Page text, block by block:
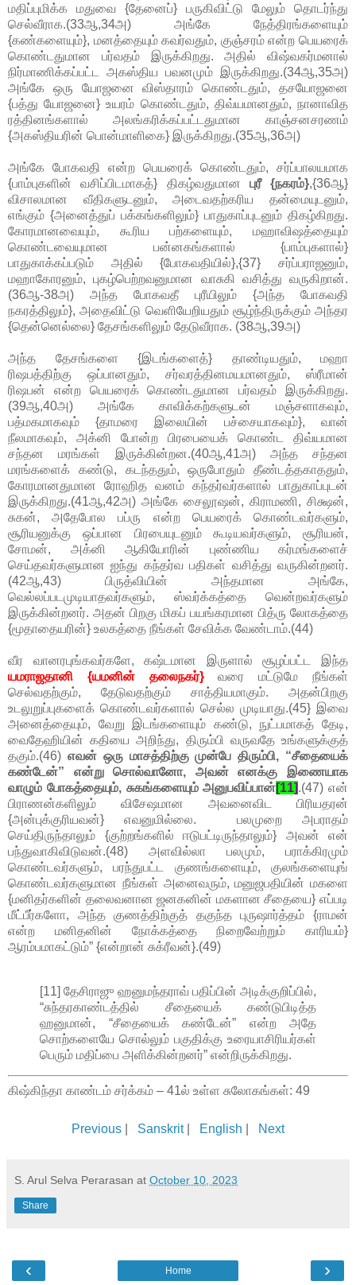
மதிப்புமிக்க மதுவை {தேனைப்} பருகிவிட்டு மேலும் தொடர்ந்து
செல்வீராக.(33ஆ,34அ) அங்கே நேத்திரங்களையும்
{கண்களையும்}, மனத்தையும் கவர்வதும், குஞ்சரம் என்ற பெயரைக்
கொண்டதுமான பர்வதம் இருக்கிறது. அதில் விஷ்வகர்மனால்
நிர்மாணிக்கப்பட்ட அகஸ்திய பவனமும் இருக்கிறது.(34ஆ,35அ)
அங்கே ஒரு யோஜனை விஸ்தாரம் கொண்டதும், தசயோஜனை
{பத்து யோஜனை} உயரம் கொண்டதும், திவ்யமானதும், நானாவித
ரத்தினங்களால் அலங்கரிக்கப்பட்டதுமான காஞ்சனசரணம்
{அகஸ்தியரின் பொன்மாளிகை} இருக்கிறது.(35ஆ,36அ)
அங்கே போகவதி என்ற பெயரைக் கொண்டதும், சர்ப்பாலயமாக
{பாம்புகளின் வசிப்பிடமாகத்} திகழ்வதுமான புரீ {நகரம்},{36ஆ}
விசாலமான வீதிகளுடனும், அடைவதற்கரிய தன்மையுடனும்,
எங்கும் {அனைத்துப் பக்கங்களிலும்} பாதுகாப்புடனும் திகழ்கிறது.
கோரமானவையும், கூரிய பற்களையும், மஹாவிஷத்தையும்
கொண்டவையுமான பன்னகங்களால் {பாம்புகளால்}
பாதுகாக்கப்படும் அதில் {போகவதியில்},{37} சர்ப்பராஜனும்,
மஹாகோரனும், புகழ்பெற்றவனுமான வாசுகி வசித்து வருகிறான்.
(36ஆ-38அ) அந்த போகவதீ புரீயிலும் {அந்த போகவதி
நகரத்திலும்}, அதைவிட்டு வெளியேறியதும் சூழ்ந்திருக்கும் அந்தர
{தென்னெல்லை} தேசங்களிலும் தேடுவீராக. (38ஆ,39அ)
அந்த தேசங்களை {இடங்களைத்} தாண்டியதும், மஹா
ரிஷபத்திற்கு ஒப்பானதும், சர்வரத்தினமயமானதும், ஸ்ரீமான்
ரிஷபன் என்ற பெயரைக் கொண்டதுமான பர்வதம் இருக்கிறது.
(39ஆ,40அ) அங்கே காவிக்கற்களுடன் மஞ்சளாகவும்,
பத்மகமாகவும் {தாமரை இலையின் பச்சையாகவும்}, வான்
நீலமாகவும், அக்னி போன்ற பிரபையைக் கொண்ட திவ்யமான
சந்தன மரங்கள் இருக்கின்றன.(40ஆ,41அ) அந்த சந்தன
மரங்களைக் கண்டு, கடந்ததும், ஒருபோதும் தீண்டத்தகாததும்,
கோரமானதுமான ரோஹித வனம் கந்தர்வர்களால் பாதுகாப்புடன்
இருக்கிறது.(41ஆ,42அ) அங்கே சைலூஷன், கிராமணி, சிக்ஷன்,
சுகன், அதேபோல பப்ரு என்ற பெயரைக் கொண்டவர்களும்,
சூரியனுக்கு ஒப்பான பிரபையுடனும் கூடியவர்களும், சூரியன்,
சோமன், அக்னி ஆகியோரின் புண்ணிய கர்மங்களைச்
செய்தவர்களுமான ஐந்து கந்தர்வ பதிகள் வசித்து வருகின்றனர்.
(42ஆ,43) பிருத்வியின் அந்தமான அங்கே,
வெல்லப்படமுடியாதவர்களும், ஸ்வர்க்கத்தை வென்றவர்களும்
இருக்கின்றனர். அதன் பிறகு மிகப் பயங்கரமான பித்ரு லோகத்தை
{மூதாதையரின்} உலகத்தை நீங்கள் சேவிக்க வேண்டாம்.(44)
வீர வானரபுங்கவர்களே, கஷ்டமான இருளால் சூழப்பட்ட இந்த
யமராஜதானி {யமனின் தலைநகர்}வரை மட்டுமே நீங்கள்
செல்வதற்கும், தேடுவதற்கும் சாத்தியமாகும். அதன்பிறகு
உடலுறுப்புகளைக் கொண்டவர்களால் செல்ல முடியாது.(45} இவை
அனைத்தையும், வேறு இடங்களையும் கண்டு, நுட்பமாகத் தேடி,
வைதேஹியின் கதியை அறிந்து, திரும்பி வருவதே உங்களுக்குத்
தகும்.(46) எவன் ஒரு மாசத்திற்கு முன்பே திரும்பி, “சீதையைக்
கண்டேன்” என்று சொல்வானோ, அவன் எனக்கு இணையாக
வாழும் போகத்தையும், சுகங்களையும் அனுபவிப்பான்[11].(47) என்
பிராணன்களிலும் விசேஷமான அவனைவிட பிரியதரன்
{அன்புக்குரியவன்} எவனுமில்லை. பலமுறை அபராதம்
செய்திருந்தாலும் {குற்றங்களில் ஈடுபட்டிருந்தாலும்} அவன் என்
பந்துவாகிவிடுவன்.(48) அளவில்லா பலமும், பராக்கிரமும்
கொண்டவர்களும், பரந்துபட்ட குணங்களையும், குலங்களையுங்
கொண்டவர்களுமான நீங்கள் அனைவரும், மனுஜபதியின் மகளை
{மனிதர்களின் தலைவனான ஜனகனின் மகளான சீதையை} எப்படி
மீட்பீர்களோ, அந்த குணத்திற்குத் தகுந்த புருஷார்த்தம் {ராமன்
என்ற மனிதனின் நோக்கத்தை நிறைவேற்றும் காரியம்}
ஆரம்பமாகட்டும்” {என்றான் சுக்ரீவன்}.(49)
[11] தேசிராஜு ஹனுமந்தராவ் பதிப்பின் அடிக்குறிப்பில்,
“சுந்தரகாண்டத்தில் சீதையைக் கண்டுபிடித்த
ஹனுமான், “சீதையைக் கண்டேன்” என்ற அதே
சொற்களையே சொல்லும் பகுதிக்கு உரையாசிரியர்கள்
பெரும் மதிப்பை அளிக்கின்றனர்” என்றிருக்கிறது.
கிஷ்கிந்தா காண்டம் சர்க்கம் – 41ல் உள்ள சுலோகங்கள்: 49
Previous Sanskrit| English Next
S. Arul Selva Perarasan at October 10, 2023
Share
‹ ›
Home